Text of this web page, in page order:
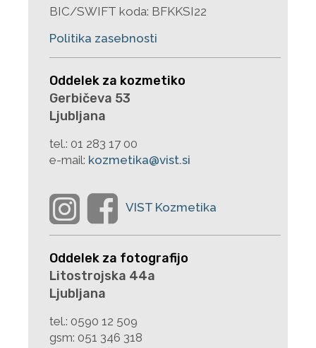
BIC/SWIFT koda: BFKKSI22
Politika zasebnosti
Oddelek za kozmetiko
Gerbičeva 53
Ljubljana
tel.: 01 283 17 00
e-mail: kozmetika@vist.si
Oddelek za fotografijo
Litostrojska 44a
Ljubljana
tel.: 0590 12 509
gsm: 051 346 318